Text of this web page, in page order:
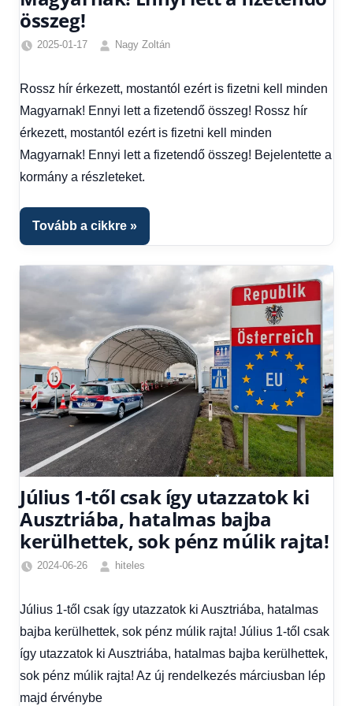
összeg!
2025-01-17
Nagy Zoltán
hírek,
Gazdaság,
Hírek
Hírek
Rossz hír érkezett, mostantól ezért is fizetni kell minden
Magyarnak! Ennyi lett a fizetendő összeg! Rossz hír
érkezett, mostantól ezért is fizetni kell minden
Magyarnak! Ennyi lett a fizetendő összeg! Bejelentette a
kormány a részleteket.
Tovább a cikkre
Július 1-től csak így utazzatok ki
Ausztriába, hatalmas bajba
kerülhettek, sok pénz múlik rajta!
2024-06-26
hiteles
hírek,
Hírek ,
Hitel
fórum
Július 1-től csak így utazzatok ki Ausztriába, hatalmas
bajba kerülhettek, sok pénz múlik rajta! Július 1-től csak
így utazzatok ki Ausztriába, hatalmas bajba kerülhettek,
sok pénz múlik rajta! Az új rendelkezés márciusban lép
majd érvénybe